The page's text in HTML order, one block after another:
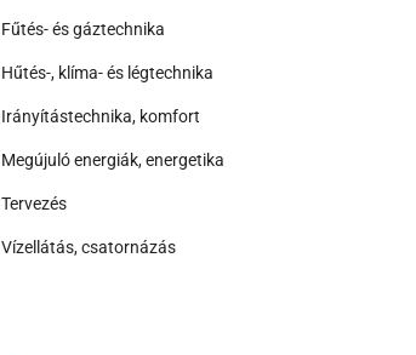
Fűtés- és gáztechnika
Hűtés-, klíma- és légtechnika
Irányítástechnika, komfort
Megújuló energiák, energetika
Tervezés
Vízellátás, csatornázás